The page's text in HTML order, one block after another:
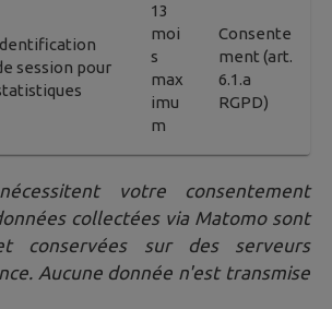
session pour
13
moi
s
max
imu
m
Consente
ment (art.
6.1.a
RGPD)
votre consentement
collectées via Matomo sont
conservées sur des serveurs
Aucune donnée n'est transmise